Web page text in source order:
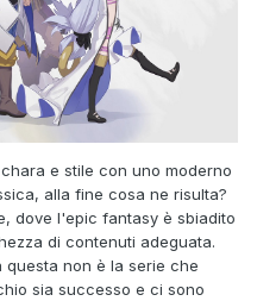
e stile con uno moderno
alla fine cosa ne risulta?
dove l'epic fantasy è sbiadito
di contenuti adeguata.
questa non è la serie che
sia successo e ci sono